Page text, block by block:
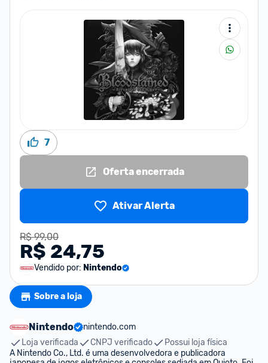
7
Oferta encerrada
Ativar Alerta
R$ 99,00
R$ 24,75
Vendido por: Nintendo
Sobre a loja
Nintendo
nintendo.com
Loja verificada
CNPJ verificado
Possui loja física
A Nintendo Co., Ltd. é uma desenvolvedora e publicadora